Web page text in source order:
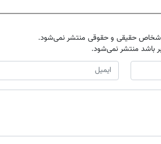
اشخاص حقیقی و حقوقی منتشر نمی‌شود.
باشد منتشر نمی‌شود.